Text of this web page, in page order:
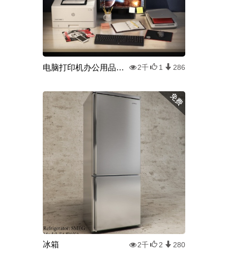
电脑打印机办公用品组合 2千 1 286
冰箱 2千 2 280